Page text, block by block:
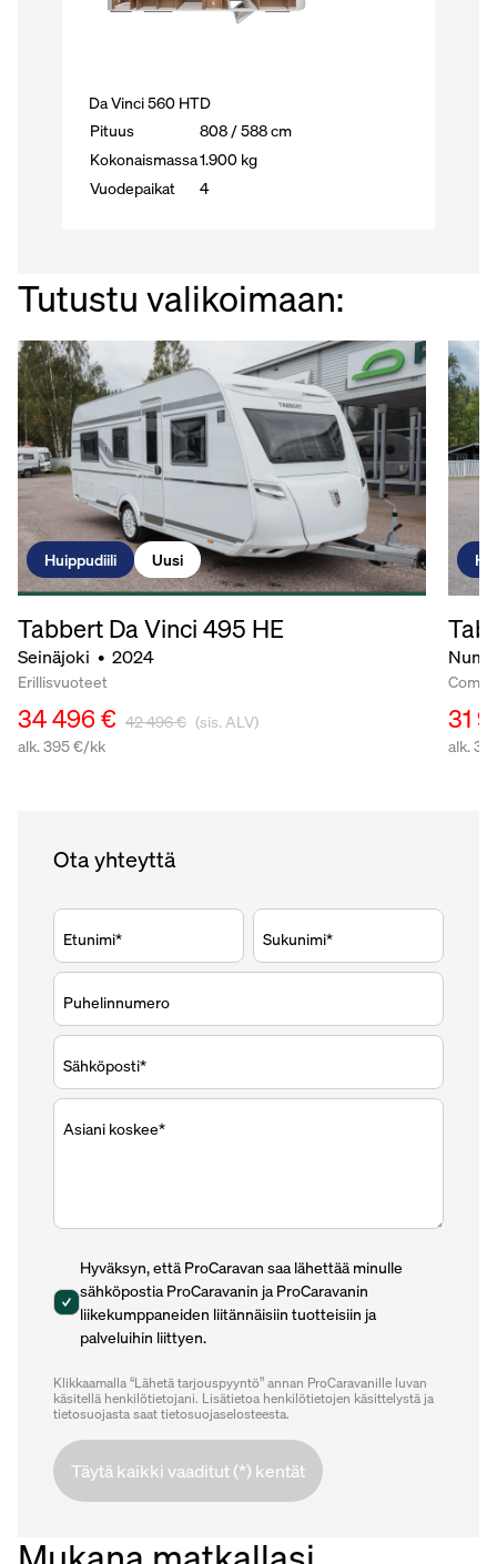
Da Vinci 560 HTD
Pituus
808 / 588 cm
Kokonaismassa1.900 kg
Vuodepaikat
4
Tutustu valikoimaan:
Huippudiili Uusi
Tabbert Da Vinci 495 HE
Seinäjoki • 2024
Erillisvuoteet
34 496 € 42 496 € (sis. ALV)
alk. 395 €/kk
31
alk.
Ota yhteyttä
Etunimi* Sukunimi*
Puhelinnumero
Sähköposti*
Asiani koskee*
Hyväksyn, että ProCaravan saa lähettää minulle
sähköpostia ProCaravanin ja ProCaravanin
liikekumppaneiden liitännäisiin tuotteisiin ja
palveluihin liittyen.
Klikkaamalla “Lähetä tarjouspyyntö” annan ProCaravanille luvan
käsitellä henkilötietojani. Lisätietoa henkilötietojen käsittelystä ja
tietosuojasta saat tietosuojaselosteesta.
Täytä kaikki vaaditut (*) kentät